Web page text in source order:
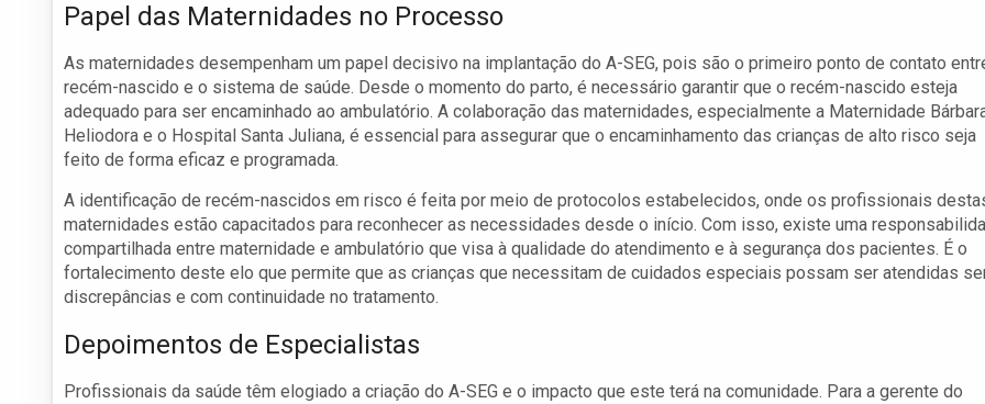
Papel das Maternidades no Processo
As maternidades desempenham um papel decisivo na implantação do A-SEG, pois são o primeiro ponto de contato
recém-nascido e o sistema de saúde. Desde o momento do parto, é necessário garantir que o recém-nascido esteja
adequado para ser encaminhado ao ambulatório. A colaboração das maternidades, especialmente a Maternidade
Heliodora e o Hospital Santa Juliana, é essencial para assegurar que o encaminhamento das crianças de alto risco seja
feito de forma eficaz e programada.
A identificação de recém-nascidos em risco é feita por meio de protocolos estabelecidos, onde os profissionais
maternidades estão capacitados para reconhecer as necessidades desde o início. Com isso, existe uma
compartilhada entre maternidade e ambulatório que visa à qualidade do atendimento e à segurança dos pacientes. É o
fortalecimento deste elo que permite que as crianças que necessitam de cuidados especiais possam ser atendidas
discrepâncias e com continuidade no tratamento.
Depoimentos de Especialistas
Profissionais da saúde têm elogiado a criação do A-SEG e o impacto que este terá na comunidade. Para a gerente do